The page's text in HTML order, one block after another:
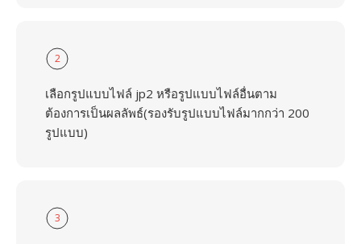
2
เลือกรูปแบบไฟล์ jp2 หรือรูปแบบไฟล์อื่นตาม
ต้องการเป็นผลลัพธ์(รองรับรูปแบบไฟล์มากกว่า 200
รูปแบบ)
3